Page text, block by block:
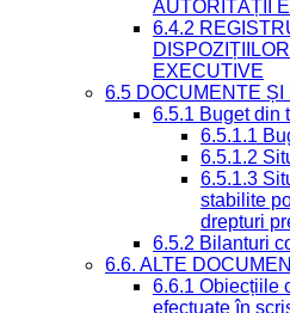
AUTORITĂȚII
6.4.2
EXECUTIVE
6.5 DOCUMENTE
6.5.1 Buget din
6.5.1.1
6.5.1.2
6.5.1.3
stabilite
drepturi
6.5.2 Bilanturi
6.6. ALTE
6.6.1 Obiecțiile
efectuate în